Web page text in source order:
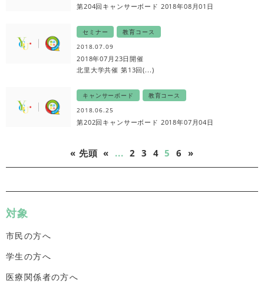
第204回キャンサーボード 2018年08月01日
セミナー
教育コース
2018.07.09
2018年07月23日開催
北里大学共催 第13回(...)
キャンサーボード
教育コース
2018.06.25
第202回キャンサーボード 2018年07月04日
« 先頭 « ... 2 3 4 5 6 »
対象
市民の方へ
学生の方へ
医療関係者の方へ